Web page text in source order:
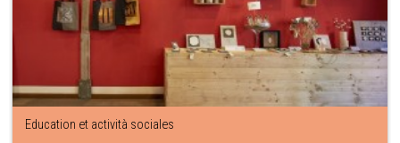
Education et actività sociales